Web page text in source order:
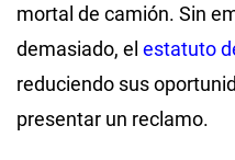
mortal de camión. Sin
demasiado, el estatuto
reduciendo sus
presentar un reclamo.